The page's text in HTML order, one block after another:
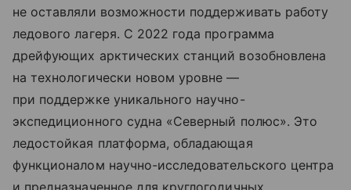
не оставляли возможности поддерживать работу
ледового лагеря. С 2022 года программа
дрейфующих арктических станций возобновлена
на технологически новом уровне —
при поддержке уникального научно-
экспедиционного судна «Северный полюс». Это
ледостойкая платформа, обладающая
функционалом научно-исследовательского центра
и предназначенное для круглогодичных